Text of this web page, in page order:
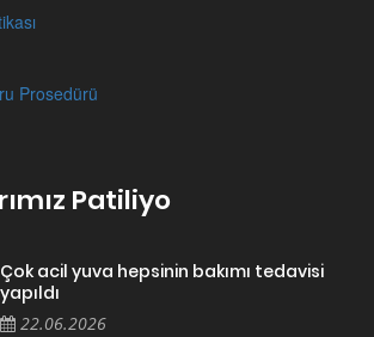
Prosedürü
Patiliyo
Çok acil yuva hepsinin bakımı tedavisi
yapıldı
22.06.2026